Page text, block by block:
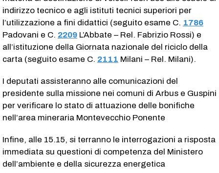
indirizzo tecnico e agli istituti tecnici superiori per
l’utilizzazione a fini didattici (seguito esame C. 1786
Padovani e C. 2209 ​ L’Abbate – Rel. Fabrizio Rossi) e
all’istituzione della Giornata nazionale del riciclo della
carta (seguito esame C. 2111 ​ Milani – Rel. Milani).
I deputati assisteranno alle comunicazioni del
presidente sulla missione nei comuni di Arbus e Guspini
per verificare lo stato di attuazione delle bonifiche
nell’area mineraria Montevecchio Ponente
Infine, alle 15.15, si terranno le interrogazioni a risposta
immediata su questioni di competenza del Ministero
dell’ambiente e della sicurezza energetica